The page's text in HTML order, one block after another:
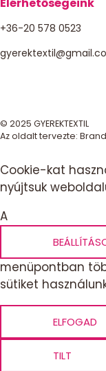
+36-20 578 0523
© 2025 GYEREKTEXTIL
Az oldalt tervezte:
Cookie-kat
nyújtsuk
A
menüpontban
sütiket
ELFOGAD
TILT